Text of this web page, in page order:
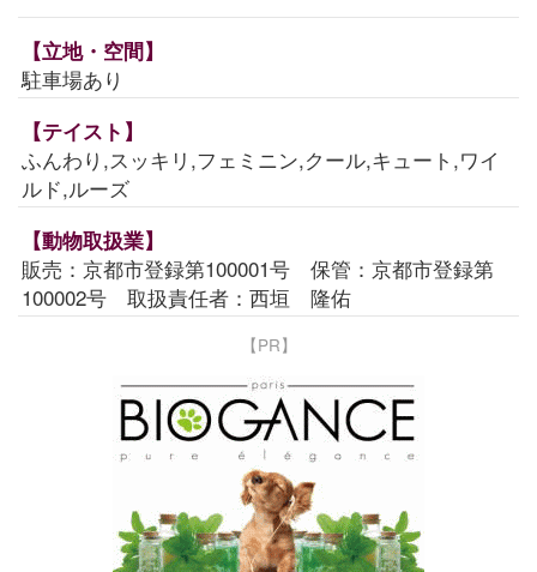
【立地・空間】
駐車場あり
【テイスト】
ふんわり,スッキリ,フェミニン,クール,キュート,ワイ
ルド,ルーズ
【動物取扱業】
販売：京都市登録第100001号 保管：京都市登録第
100002号 取扱責任者：西垣 隆佑
【PR】